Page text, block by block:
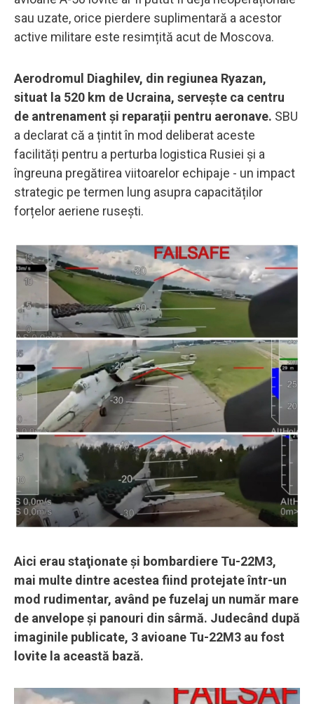
sau uzate, orice pierdere suplimentară a acestor
active militare este resimțită acut de Moscova.
Aerodromul Diaghilev, din regiunea Ryazan,
situat la 520 km de Ucraina, servește ca centru
de antrenament și reparații pentru aeronave. SBU
a declarat că a țintit în mod deliberat aceste
facilități pentru a perturba logistica Rusiei și a
îngreuna pregătirea viitoarelor echipaje - un impact
strategic pe termen lung asupra capacităților
forțelor aeriene rusești.
Aici erau staţionate şi bombardiere Tu-22M3,
mai multe dintre acestea fiind protejate într-un
mod rudimentar, având pe fuzelaj un număr mare
de anvelope şi panouri din sârmă. Judecând după
imaginile publicate, 3 avioane Tu-22M3 au fost
lovite la această bază.